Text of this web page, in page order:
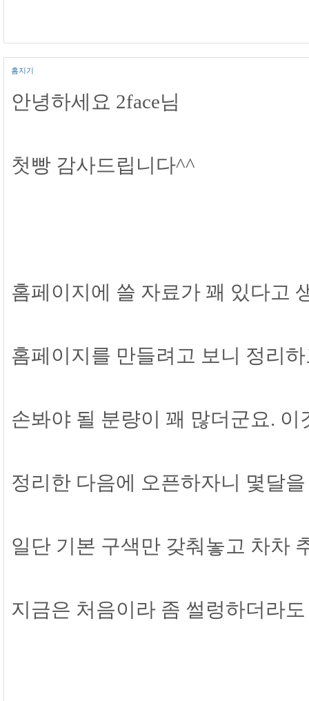
홈지기
안녕하세요 2face님
첫빵 감사드립니다^^
홈페이지에 쓸 자료가 꽤 있다고
홈페이지를 만들려고 보니 정리
손봐야 될 분량이 꽤 많더군요.
정리한 다음에 오픈하자니 몇달
일단 기본 구색만 갖춰놓고 차차
지금은 처음이라 좀 썰렁하더라